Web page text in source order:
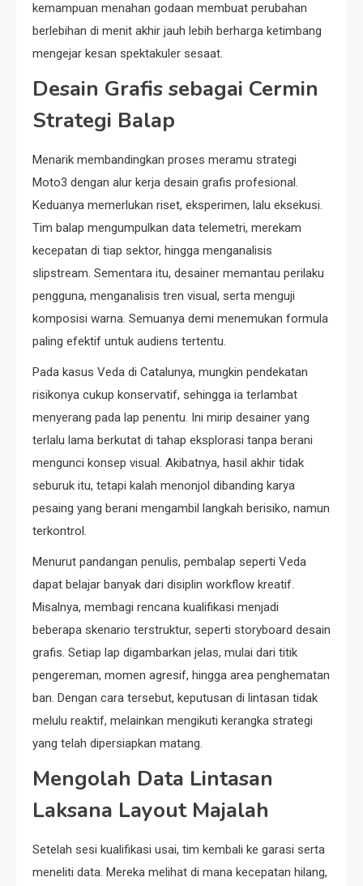
kemampuan menahan godaan membuat perubahan
berlebihan di menit akhir jauh lebih berharga ketimbang
mengejar kesan spektakuler sesaat.
Desain Grafis sebagai Cermin
Strategi Balap
Menarik membandingkan proses meramu strategi
Moto3 dengan alur kerja desain grafis profesional.
Keduanya memerlukan riset, eksperimen, lalu eksekusi.
Tim balap mengumpulkan data telemetri, merekam
kecepatan di tiap sektor, hingga menganalisis
slipstream. Sementara itu, desainer memantau perilaku
pengguna, menganalisis tren visual, serta menguji
komposisi warna. Semuanya demi menemukan formula
paling efektif untuk audiens tertentu.
Pada kasus Veda di Catalunya, mungkin pendekatan
risikonya cukup konservatif, sehingga ia terlambat
menyerang pada lap penentu. Ini mirip desainer yang
terlalu lama berkutat di tahap eksplorasi tanpa berani
mengunci konsep visual. Akibatnya, hasil akhir tidak
seburuk itu, tetapi kalah menonjol dibanding karya
pesaing yang berani mengambil langkah berisiko, namun
terkontrol.
Menurut pandangan penulis, pembalap seperti Veda
dapat belajar banyak dari disiplin workflow kreatif.
Misalnya, membagi rencana kualifikasi menjadi
beberapa skenario terstruktur, seperti storyboard desain
grafis. Setiap lap digambarkan jelas, mulai dari titik
pengereman, momen agresif, hingga area penghematan
ban. Dengan cara tersebut, keputusan di lintasan tidak
melulu reaktif, melainkan mengikuti kerangka strategi
yang telah dipersiapkan matang.
Mengolah Data Lintasan
Laksana Layout Majalah
Setelah sesi kualifikasi usai, tim kembali ke garasi serta
meneliti data. Mereka melihat di mana kecepatan hilang,